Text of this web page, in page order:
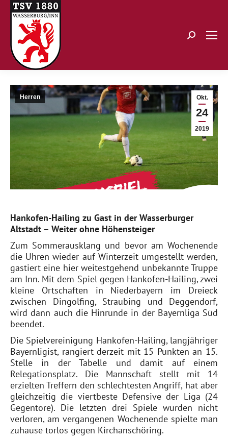
Search:
Okt.
24
2019
Herren
Hankofen-Hailing zu Gast in der Wasserburger
Altstadt – Weiter ohne Höhensteiger
Zum Sommerausklang und bevor am Wochenende
die Uhren wieder auf Winterzeit umgestellt werden,
gastiert eine hier weitestgehend unbekannte Truppe
am Inn. Mit dem Spiel gegen Hankofen-Hailing, zwei
kleine Ortschaften in Niederbayern im Dreieck
zwischen Dingolfing, Straubing und Deggendorf,
wird dann auch die Hinrunde in der Bayernliga Süd
beendet.
Die Spielvereinigung Hankofen-Hailing, langjähriger
Bayernligist, rangiert derzeit mit 15 Punkten an 15.
Stelle in der Tabelle und damit auf einem
Relegationsplatz. Die Mannschaft stellt mit 14
erzielten Treffern den schlechtesten Angriff, hat aber
gleichzeitig die viertbeste Defensive der Liga (24
Gegentore). Die letzten drei Spiele wurden nicht
verloren, am vergangenen Wochenende spielte man
zuhause torlos gegen Kirchanschöring.